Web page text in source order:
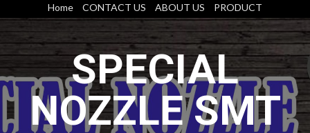
content
Home CONTACT US ABOUT US PRODUCT
SPECIAL
NOZZLE SMT